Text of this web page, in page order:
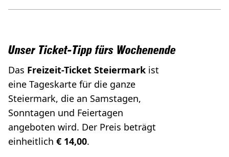
Unser Ticket-Tipp fürs Wochenende
Das Freizeit-Ticket Steiermark ist
eine Tageskarte für die ganze
Steiermark, die an Samstagen,
Sonntagen und Feiertagen
angeboten wird. Der Preis beträgt
einheitlich € 14,00.